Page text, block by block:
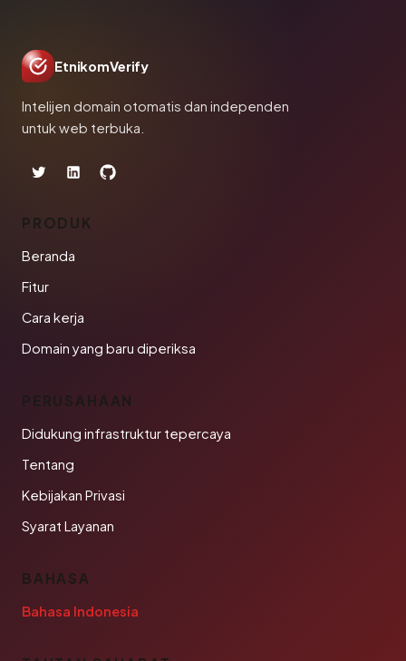
EtnikomVerify
Intelijen domain otomatis dan independen
untuk web terbuka.
PRODUK
Beranda
Fitur
Cara kerja
Domain yang baru diperiksa
PERUSAHAAN
Didukung infrastruktur tepercaya
Tentang
Kebijakan Privasi
Syarat Layanan
BAHASA
Bahasa Indonesia